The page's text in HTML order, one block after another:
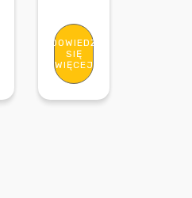
DOWIEDZ
SIĘ
WIĘCEJ